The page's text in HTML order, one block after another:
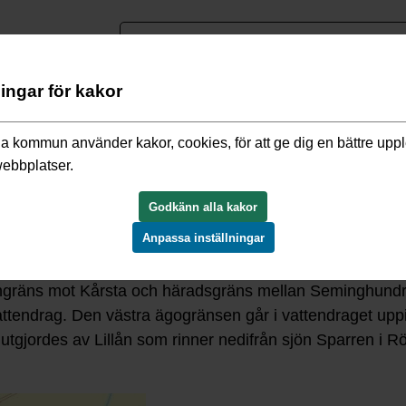
/Hitta din plats historia/Frösunda/Gårdar och byar/
Frösunda socken, strax sydväst om Ekskogens
mot Kårsta och häradsgräns mellan
Den västra ägogränsen går i vattendraget
av Lillån som rinner nedifrån sjön Sparren i
för kakor
kommun använder kakor, cookies, för att ge dig en bättre
Godkänn alla kakor
Anpassa inställningar